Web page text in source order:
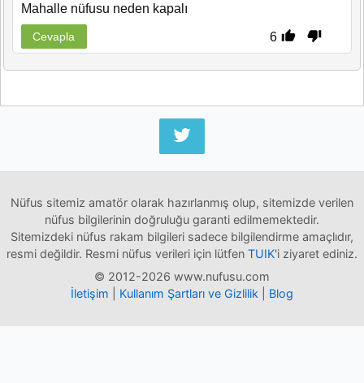
Mahalle nüfusu neden kapalı
6
Cevapla
Nüfus sitemiz amatör olarak hazırlanmış olup, sitemizde verilen
nüfus bilgilerinin doğruluğu garanti edilmemektedir.
Sitemizdeki nüfus rakam bilgileri sadece bilgilendirme amaçlıdır,
resmi değildir. Resmi nüfus verileri için lütfen TUIK'i ziyaret ediniz.
© 2012-2026 www.nufusu.com
İletişim
Kullanım Şartları ve Gizlilik Blog